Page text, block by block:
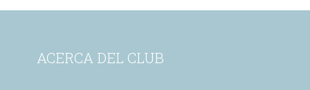
ACERCA DEL CLUB